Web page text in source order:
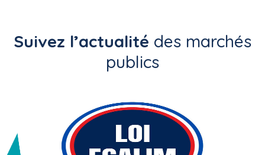
Suivez l’actualité des marchés
publics